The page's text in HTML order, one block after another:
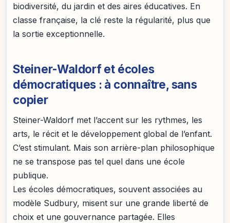
biodiversité, du jardin et des aires éducatives. En
classe française, la clé reste la régularité, plus que
la sortie exceptionnelle.
Steiner-Waldorf et écoles
démocratiques : à connaître, sans
copier
Steiner-Waldorf met l’accent sur les rythmes, les
arts, le récit et le développement global de l’enfant.
C’est stimulant. Mais son arrière-plan philosophique
ne se transpose pas tel quel dans une école
publique.
Les écoles démocratiques, souvent associées au
modèle Sudbury, misent sur une grande liberté de
choix et une gouvernance partagée. Elles